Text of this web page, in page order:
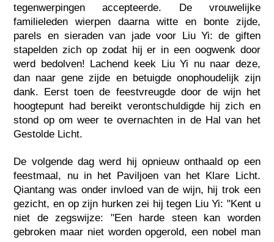
tegenwerpingen accepteerde. De vrouwelijke
familieleden wierpen daarna witte en bonte zijde,
parels en sieraden van jade voor Liu Yi: de giften
stapelden zich op zodat hij er in een oogwenk door
werd bedolven! Lachend keek Liu Yi nu naar deze,
dan naar gene zijde en betuigde onophoudelijk zijn
dank. Eerst toen de feestvreugde door de wijn het
hoogtepunt had bereikt verontschuldigde hij zich en
stond op om weer te overnachten in de Hal van het
Gestolde Licht.
De volgende dag werd hij opnieuw onthaald op een
feestmaal, nu in het Paviljoen van het Klare Licht.
Qiantang was onder invloed van de wijn, hij trok een
gezicht, en op zijn hurken zei hij tegen Liu Yi: "Kent u
niet de zegswijze: "Een harde steen kan worden
gebroken maar niet worden opgerold, een nobel man